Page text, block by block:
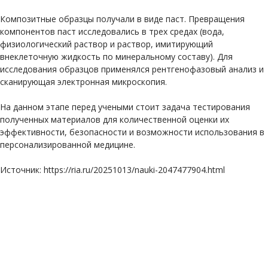
Композитные образцы получали в виде паст. Превращения
компонентов паст исследовались в трех средах (вода,
физиологический раствор и раствор, имитирующий
внеклеточную жидкость по минеральному составу). Для
исследования образцов применялся рентгенофазовый анализ и
сканирующая электронная микроскопия.
На данном этапе перед учеными стоит задача тестирования
полученных материалов для количественной оценки их
эффективности, безопасности и возможности использования в
персонализированной медицине.
Источник: https://ria.ru/20251013/nauki-2047477904.html